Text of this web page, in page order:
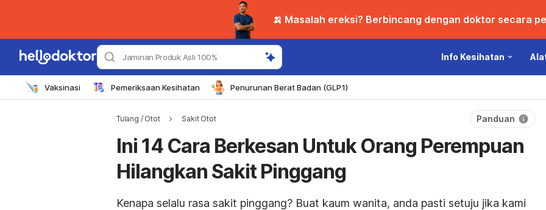
🍌 Masalah ereksi? Berbincang dengan doktor secara
Jaminan Produk Asli 100% Info Kesihatan
Vaksinasi Pemeriksaan Kesihatan Penurunan Berat Badan (GLP1)
Tulang / Otot Sakit Otot Panduan
Ini 14 Cara Berkesan Untuk Orang Perempuan
Hilangkan Sakit Pinggang
Kenapa selalu rasa sakit pinggang? Buat kaum wanita, anda pasti setuju jika kami